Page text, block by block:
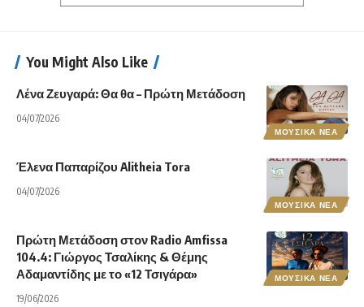
You Might Also Like
ΜΟΥΣΙΚΑ ΝΕΑ
Λένα Ζευγαρά: Θα θα – Πρώτη Μετάδοση
04/07/2026
ΜΟΥΣΙΚΑ ΝΕΑ
Έλενα Παπαρίζου Alitheia Tora
04/07/2026
ΜΟΥΣΙΚΑ ΝΕΑ
Πρώτη Μετάδοση στον Radio Amfissa
104.4: Γιώργος Τσαλίκης & Θέμης
Αδαμαντίδης με το «12 Τσιγάρα»
19/06/2026